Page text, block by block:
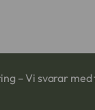
– Vi svarar